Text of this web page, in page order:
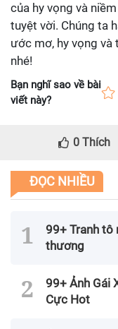
của hy vọng và
tuyệt vời. Chúng ta
ước mơ, hy vọng
nhé!
Bạn nghĩ sao về bài
viết này?
0 Thích
ĐỌC NHIỀU
99+ Tranh tô
thương
99+ Ảnh Gái
Cực Hot